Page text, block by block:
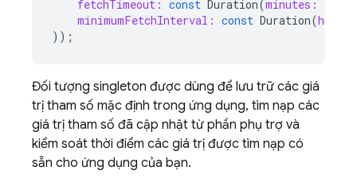
fetchTimeout: const Duration(minutes:
minimumFetchInterval: const Duration(hours:
));
Đối tượng singleton được dùng để lưu trữ các giá
trị tham số mặc định trong ứng dụng, tìm nạp các
giá trị tham số đã cập nhật từ phần phụ trợ và
kiểm soát thời điểm các giá trị được tìm nạp có
sẵn cho ứng dụng của bạn.